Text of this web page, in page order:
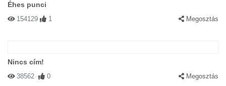
Éhes punci
154129 1 Megosztás
Nincs cím!
38562 0 Megosztás